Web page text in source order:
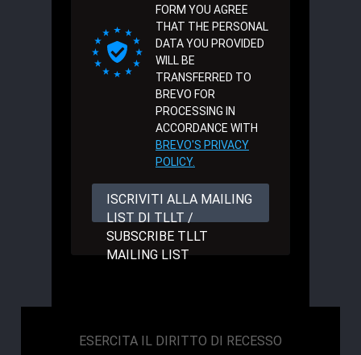
FORM YOU AGREE
THAT THE PERSONAL
DATA YOU PROVIDED
WILL BE
TRANSFERRED TO
BREVO FOR
PROCESSING IN
ACCORDANCE WITH
BREVO'S PRIVACY
POLICY.
ISCRIVITI ALLA MAILING
LIST DI TLLT /
SUBSCRIBE TLLT
MAILING LIST
ESERCITA IL DIRITTO DI RECESSO